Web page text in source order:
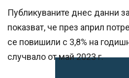
Публикуваните днес данни
показват, че през април
се повишили с 3,8% на
случвало от май 2023 г.